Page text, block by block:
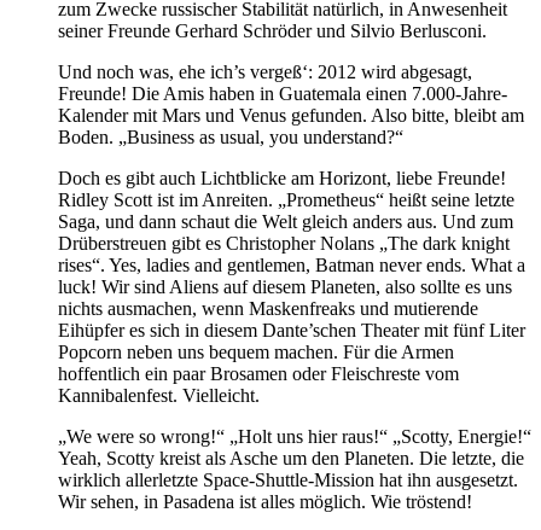
zum Zwecke russischer Stabilität natürlich, in Anwesenheit
seiner Freunde Gerhard Schröder und Silvio Berlusconi.
Und noch was, ehe ich’s vergeß‘: 2012 wird abgesagt,
Freunde! Die Amis haben in Guatemala einen 7.000-Jahre-
Kalender mit Mars und Venus gefunden. Also bitte, bleibt am
Boden. „Business as usual, you understand?“
Doch es gibt auch Lichtblicke am Horizont, liebe Freunde!
Ridley Scott ist im Anreiten. „Prometheus“ heißt seine letzte
Saga, und dann schaut die Welt gleich anders aus. Und zum
Drüberstreuen gibt es Christopher Nolans „The dark knight
rises“. Yes, ladies and gentlemen, Batman never ends. What a
luck! Wir sind Aliens auf diesem Planeten, also sollte es uns
nichts ausmachen, wenn Maskenfreaks und mutierende
Eihüpfer es sich in diesem Dante’schen Theater mit fünf Liter
Popcorn neben uns bequem machen. Für die Armen
hoffentlich ein paar Brosamen oder Fleischreste vom
Kannibalenfest. Vielleicht.
„We were so wrong!“ „Holt uns hier raus!“ „Scotty, Energie!“
Yeah, Scotty kreist als Asche um den Planeten. Die letzte, die
wirklich allerletzte Space-Shuttle-Mission hat ihn ausgesetzt.
Wir sehen, in Pasadena ist alles möglich. Wie tröstend!